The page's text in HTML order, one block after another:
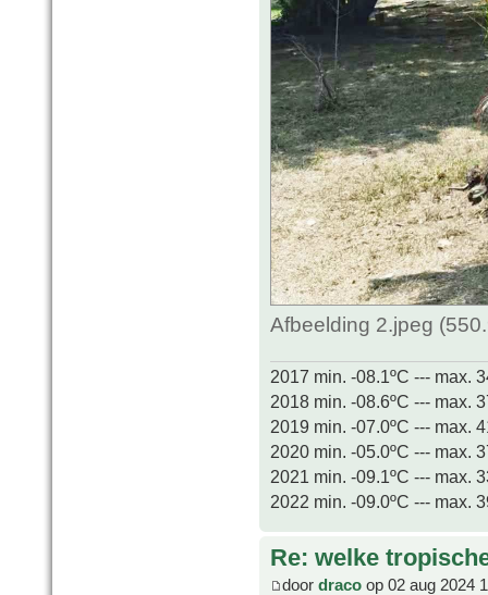
Afbeelding 2.jpeg
2017 min. -08.1ºC --- max.
2018 min. -08.6ºC --- max.
2019 min. -07.0ºC --- max.
2020 min. -05.0ºC --- max.
2021 min. -09.1ºC --- max.
2022 min. -09.0ºC --- max.
Re: welke
door draco op 02 aug 2024